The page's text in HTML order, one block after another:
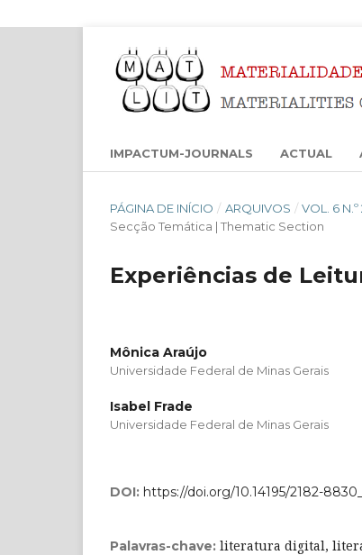
IMPACTUM-JOURNALS ACTUAL
PÁGINA DE INÍCIO / ARQUIVOS / VOL. 6
Secção Temática | Thematic Section
Experiências de
Mônica Araújo
Universidade Federal de Minas Gerais
Isabel Frade
Universidade Federal de Minas Gerais
DOI: https://doi.org/10.14195/2182-
Palavras-chave: literatura digital,